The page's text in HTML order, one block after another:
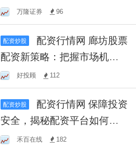
万隆证券 96
配资炒股
配资新策略：把握市场机
遇，实现财富增值
好投顾 112
配资炒股
安全，揭秘配资平台如何做
到稳健配资无风险
禾百在线 182